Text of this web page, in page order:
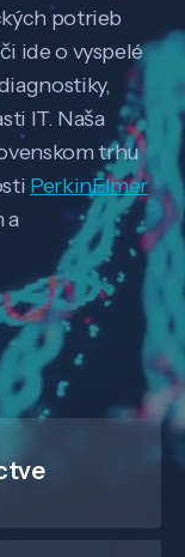
potrieb
ide o vyspelé
IT. Naša
trhu
PerkinElmer
a